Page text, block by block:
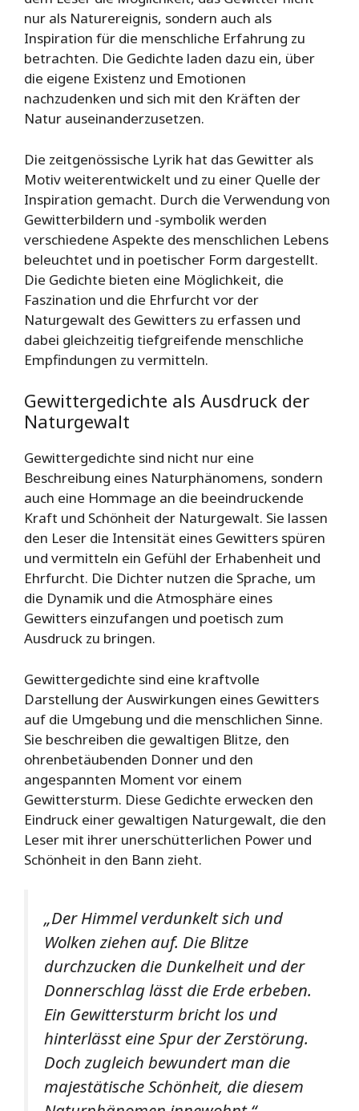
nur als Naturereignis, sondern auch als
Inspiration für die menschliche Erfahrung zu
betrachten. Die Gedichte laden dazu ein, über
die eigene Existenz und Emotionen
nachzudenken und sich mit den Kräften der
Natur auseinanderzusetzen.
Die zeitgenössische Lyrik hat das Gewitter als
Motiv weiterentwickelt und zu einer Quelle der
Inspiration gemacht. Durch die Verwendung von
Gewitterbildern und -symbolik werden
verschiedene Aspekte des menschlichen Lebens
beleuchtet und in poetischer Form dargestellt.
Die Gedichte bieten eine Möglichkeit, die
Faszination und die Ehrfurcht vor der
Naturgewalt des Gewitters zu erfassen und
dabei gleichzeitig tiefgreifende menschliche
Empfindungen zu vermitteln.
Gewittergedichte als Ausdruck der
Naturgewalt
Gewittergedichte sind nicht nur eine
Beschreibung eines Naturphänomens, sondern
auch eine Hommage an die beeindruckende
Kraft und Schönheit der Naturgewalt. Sie lassen
den Leser die Intensität eines Gewitters spüren
und vermitteln ein Gefühl der Erhabenheit und
Ehrfurcht. Die Dichter nutzen die Sprache, um
die Dynamik und die Atmosphäre eines
Gewitters einzufangen und poetisch zum
Ausdruck zu bringen.
Gewittergedichte sind eine kraftvolle
Darstellung der Auswirkungen eines Gewitters
auf die Umgebung und die menschlichen Sinne.
Sie beschreiben die gewaltigen Blitze, den
ohrenbetäubenden Donner und den
angespannten Moment vor einem
Gewittersturm. Diese Gedichte erwecken den
Eindruck einer gewaltigen Naturgewalt, die den
Leser mit ihrer unerschütterlichen Power und
Schönheit in den Bann zieht.
„Der Himmel verdunkelt sich und
Wolken ziehen auf. Die Blitze
durchzucken die Dunkelheit und der
Donnerschlag lässt die Erde erbeben.
Ein Gewittersturm bricht los und
hinterlässt eine Spur der Zerstörung.
Doch zugleich bewundert man die
majestätische Schönheit, die diesem